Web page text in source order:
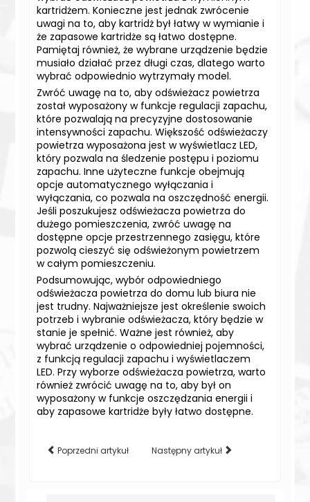
kartridżem. Konieczne jest jednak zwrócenie
uwagi na to, aby kartridż był łatwy w wymianie i
że zapasowe kartridże są łatwo dostępne.
Pamiętaj również, że wybrane urządzenie będzie
musiało działać przez długi czas, dlatego warto
wybrać odpowiednio wytrzymały model.
Zwróć uwagę na to, aby odświeżacz powietrza
został wyposażony w funkcje regulacji zapachu,
które pozwalają na precyzyjne dostosowanie
intensywności zapachu. Większość odświeżaczy
powietrza wyposażona jest w wyświetlacz LED,
który pozwala na śledzenie postępu i poziomu
zapachu. Inne użyteczne funkcje obejmują
opcje automatycznego wyłączania i
wyłączania, co pozwala na oszczędność energii.
Jeśli poszukujesz odświeżacza powietrza do
dużego pomieszczenia, zwróć uwagę na
dostępne opcje przestrzennego zasięgu, które
pozwolą cieszyć się odświeżonym powietrzem
w całym pomieszczeniu.
Podsumowując, wybór odpowiedniego
odświeżacza powietrza do domu lub biura nie
jest trudny. Najważniejsze jest określenie swoich
potrzeb i wybranie odświeżacza, który będzie w
stanie je spełnić. Ważne jest również, aby
wybrać urządzenie o odpowiedniej pojemności,
z funkcją regulacji zapachu i wyświetlaczem
LED. Przy wyborze odświeżacza powietrza, warto
również zwrócić uwagę na to, aby był on
wyposażony w funkcje oszczędzania energii i
aby zapasowe kartridże były łatwo dostępne.
Poprzedni artykuł Następny artykuł